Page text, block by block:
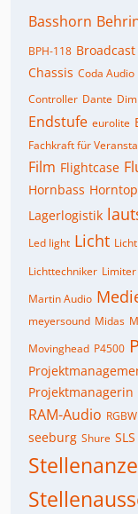
Basshorn
BPH-118 Broadcast
Chassis Coda Audio
Controller Dante
Endstufe eurolite
Fachkraft für
Film Flightcase
Hornbass Horntop
Lagerlogistik
Led light Licht
Lichttechniker Limiter
Martin Audio
meyersound Midas
Movinghead P4500
Projektmanagerin
RAM-Audio RGBW
seeburg Shure